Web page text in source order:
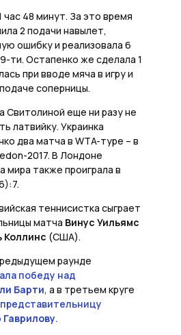
час 48 минут. За это время
2 подачи навылет,
ошибку и реализовала 6
ти. Остапенко же сделала 1
при вводе мяча в игру и
соперницы.
Свитолиной еще ни разу не
латвийку. Украинка
два матча в WTA-туре – в
2017. В Лондоне
мира также проиграла в
теннисистка сыграет
матча Винус Уильямс
Коллинс (США).
раунде
победу над
Барти, а в третьем круге
.